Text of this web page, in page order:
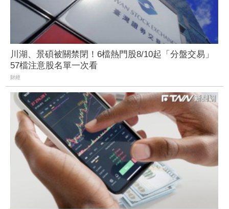
川湖、景碩被關禁閉！6檔熱門股8/10起「分盤交易」
57檔注意股名單一次看
財經